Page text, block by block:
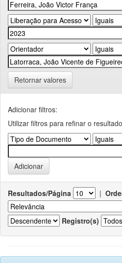
Retornar valores
Adicionar filtros:
Utilizar filtros para refinar o
Resultados/Página |
Registro(s)